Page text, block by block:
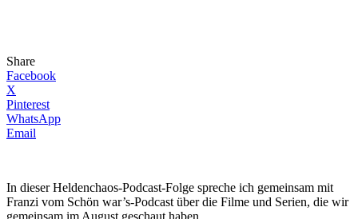
Share
Facebook
X
Pinterest
WhatsApp
Email
In dieser Heldenchaos-Podcast-Folge spreche ich gemeinsam mit
Franzi vom Schön war’s-Podcast über die Filme und Serien, die wir
gemeinsam im August geschaut haben.